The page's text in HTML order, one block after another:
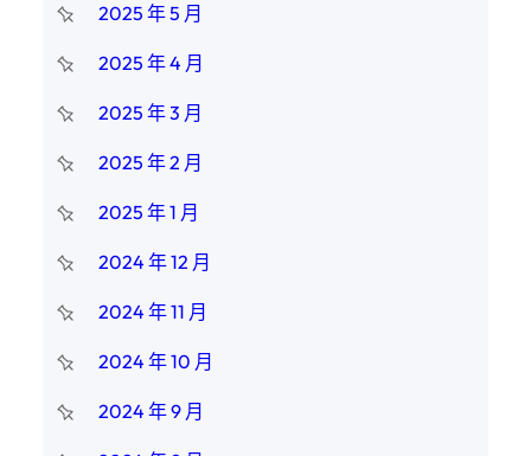
2025 年 5 月
2025 年 4 月
2025 年 3 月
2025 年 2 月
2025 年 1 月
2024 年 12 月
2024 年 11 月
2024 年 10 月
2024 年 9 月